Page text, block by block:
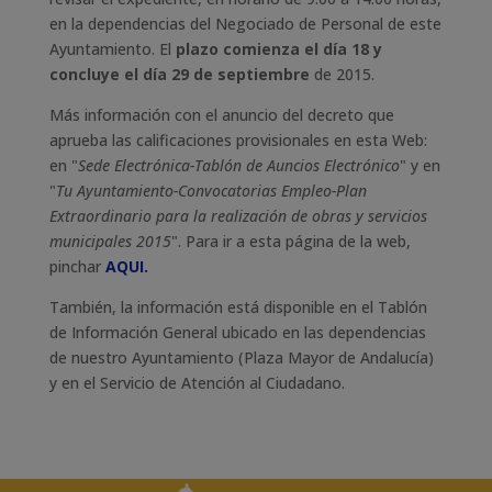
en la dependencias del Negociado de Personal de este
Ayuntamiento. El plazo comienza el día 18 y
concluye el día 29 de septiembre de 2015.
Más información con el anuncio del decreto que
aprueba las calificaciones provisionales en esta Web:
en "Sede Electrónica-Tablón de Auncios Electrónico" y en
"Tu Ayuntamiento-Convocatorias Empleo-Plan
Extraordinario para la realización de obras y servicios
municipales 2015". Para ir a esta página de la web,
pinchar AQUI.
También, la información está disponible en el Tablón
de Información General ubicado en las dependencias
de nuestro Ayuntamiento (Plaza Mayor de Andalucía)
y en el Servicio de Atención al Ciudadano.